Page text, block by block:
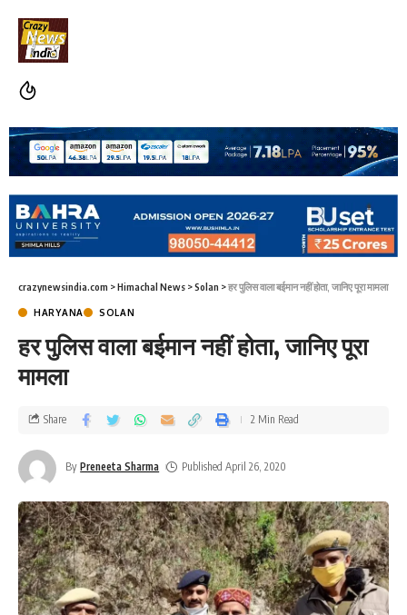
crazynewsindia.com >Himachal News >Solan >हर पुलिस वाला बईमान नहीं होता, जानिए पूरा मामला
HARYANA SOLAN
हर पुलिस वाला बईमान नहीं होता, जानिए पूरा
मामला
By Preneeta Sharma Published April 26, 2020
Share 2 Min Read